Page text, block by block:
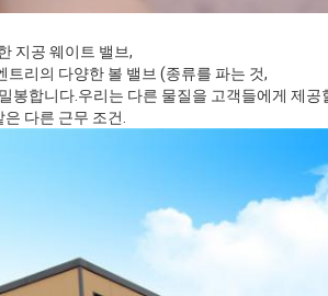
지공 웨이트 밸브,
리의 다양한 볼 밸브 (종류를 파는 것,
봉합니다.우리는 다른 물질을 고객들에게 제공
다른 근무 조건.